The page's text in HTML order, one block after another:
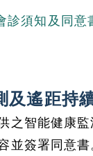
診須知及同意
及遙距持
之智能健康
並簽署同意書